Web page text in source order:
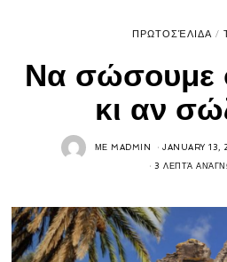
ΠΡΩΤΟΣΈΛΙΔΑ /
Να σώσουμε
κι αν
ΜΕMADMIN JANUARY 13,
3 ΛΕΠΤΆ